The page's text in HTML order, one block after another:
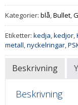
Kategorier: blå Bullet
Etiketter: kedja kedjor
metall nyckelringar
Beskrivning
Beskrivning